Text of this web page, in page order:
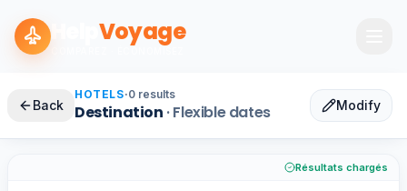
Voyage
Back
HOTELS·0 results
Destination ·Flexible dates Modify
Résultats chargés